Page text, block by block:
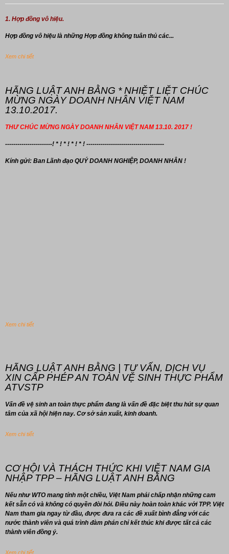
1. Hợp đồng vô hiệu.
Hợp đồng vô hiệu là những Hợp đồng không tuân thủ các...
Xem chi tiết
HÃNG LUẬT ANH BẰNG * NHIỆT LIỆT CHÚC
MỪNG NGÀY DOANH NHÂN VIỆT NAM
13.10.2017.
THƯ CHÚC MỪNG NGÀY DOANH NHÂN VIỆT NAM 13.10. 2017 !
-----------------------! * ! * ! * ! * ! --------------------------------------
Kính gửi: Ban Lãnh đạo QUÝ DOANH NGHIỆP, DOANH NHÂN !
Xem chi tiết
HÃNG LUẬT ANH BẰNG | TƯ VẤN, DỊCH VỤ
XIN CẤP PHÉP AN TOÀN VỆ SINH THỰC PHẨM
ATVSTP
Vấn đề vệ sinh an toàn thực phẩm đang là vấn đề đặc biệt thu hút sự quan
tâm của xã hội hiện nay. Cơ sở sản xuất, kinh doanh.
Xem chi tiết
CƠ HỘI VÀ THÁCH THỨC KHI VIỆT NAM GIA
NHẬP TPP – HÃNG LUẬT ANH BẰNG
Nếu như WTO mang tính một chiều, Việt Nam phải chấp nhận những cam
kết sẵn có và không có quyền đòi hỏi. Điều này hoàn toàn khác với TPP. Việt
Nam tham gia ngay từ đầu, được đưa ra các đề xuất bình đẳng với các
nước thành viên và quá trình đàm phán chỉ kết thúc khi được tất cả các
thành viên đồng ý.
Xem chi tiết